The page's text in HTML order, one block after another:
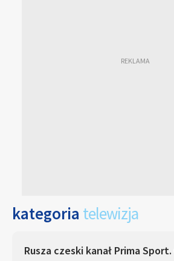
kategoria telewizja
Rusza czeski kanał Prima